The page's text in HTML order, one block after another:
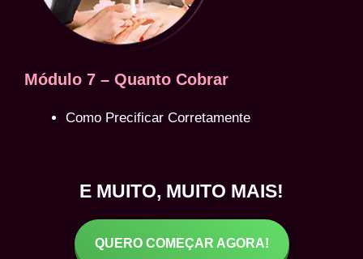
Módulo 7 – Quanto Cobrar
Como Precificar Corretamente
E MUITO, MUITO MAIS!
QUERO COMEÇAR AGORA!